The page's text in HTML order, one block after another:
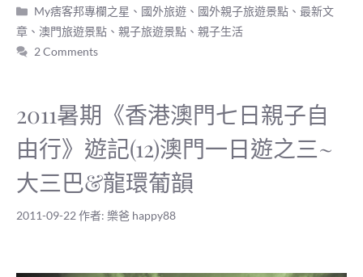
分
類
My痞客邦專欄之星 、 國外旅遊 、 國外親子旅遊景點 、最新文
章 、 澳門旅遊景點 、 親子旅遊景點 、 親子生活
2 Comments
2011暑期《香港澳門七日親子自
由行》遊記(12)澳門一日遊之三~
大三巴&龍環葡韻
2011-09-22 作者: 樂爸 happy88